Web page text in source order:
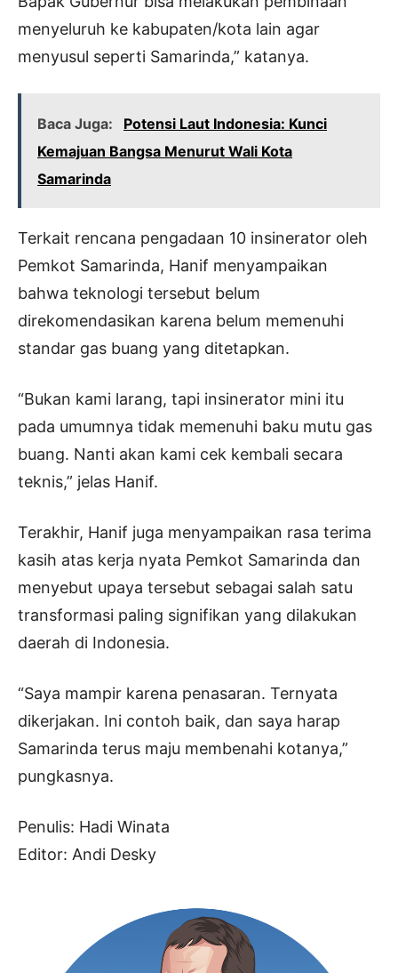
menyeluruh ke kabupaten/kota lain agar
menyusul seperti Samarinda,” katanya.
Baca Juga:
Potensi Laut Indonesia: Kunci
Kemajuan Bangsa Menurut Wali Kota
Samarinda
Terkait rencana pengadaan 10 insinerator oleh
Pemkot Samarinda, Hanif menyampaikan
bahwa teknologi tersebut belum
direkomendasikan karena belum memenuhi
standar gas buang yang ditetapkan.
“Bukan kami larang, tapi insinerator mini itu
pada umumnya tidak memenuhi baku mutu gas
buang. Nanti akan kami cek kembali secara
teknis,” jelas Hanif.
Terakhir, Hanif juga menyampaikan rasa terima
kasih atas kerja nyata Pemkot Samarinda dan
menyebut upaya tersebut sebagai salah satu
transformasi paling signifikan yang dilakukan
daerah di Indonesia.
“Saya mampir karena penasaran. Ternyata
dikerjakan. Ini contoh baik, dan saya harap
Samarinda terus maju membenahi kotanya,”
pungkasnya.
Penulis: Hadi Winata
Editor: Andi Desky